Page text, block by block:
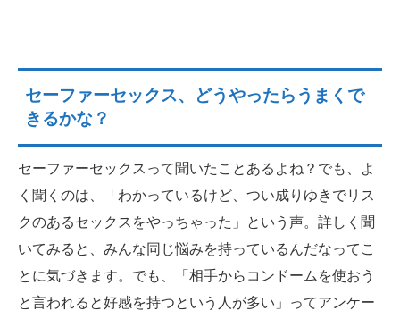
セーファーセックス、どうやったらうまくで
きるかな？
セーファーセックスって聞いたことあるよね？でも、よ
く聞くのは、「わかっているけど、つい成りゆきでリス
クのあるセックスをやっちゃった」という声。詳しく聞
いてみると、みんな同じ悩みを持っているんだなってこ
とに気づきます。でも、「相手からコンドームを使おう
と言われると好感を持つという人が多い」ってアンケー